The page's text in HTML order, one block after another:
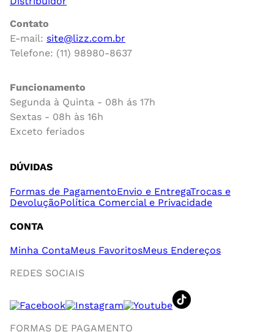
Contato
E-mail: site@lizz.com.br
Telefone: (11) 98980-8637
Funcionamento
Segunda à Quinta - 08h ás 17h
Sextas - 08h às 16h
Exceto feriados
DÚVIDAS
Formas de PagamentoEnvio e EntregaTrocas e
DevoluçãoPolítica Comercial e Privacidade
CONTA
Minha ContaMeus FavoritosMeus Endereços
REDES SOCIAIS
FORMAS DE PAGAMENTO